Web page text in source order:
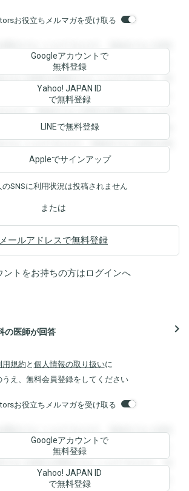
お役立ちメルマガを受け取る
覧することができます。登録すると回答
きます。登録すると回答を閲覧すること
ると回答を閲覧することができます。登
することができます。登録すると回答を
ます。登録すると回答を閲覧することが
と回答を閲覧することができます。登録
ることができます。登録すると回答を閲
す。
Googleアカウントで
無料登録
Yahoo! JAPAN ID
で無料登録
LINEで無料登録
Appleでサインアップ
SNSに利用状況は投稿されません
または
メールアドレスで無料登録
ントをお持ちの方はログインへ
の医師が回答 navigate_next
用規約 と 個人情報の取り扱いに
うえ、無料会員登録をしてください
お役立ちメルマガを受け取る
覧することができます。登録すると回答
きます。登録すると回答を閲覧すること
ると回答を閲覧することができます。登
することができます。登録すると回答を
Googleアカウントで
無料登録
Yahoo! JAPAN ID
で無料登録